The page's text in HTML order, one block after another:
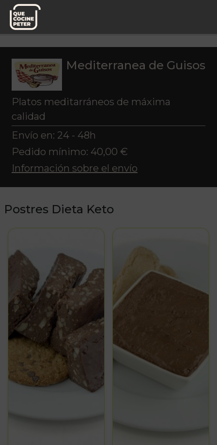
Pedido semanal
Mediterranea de Guisos
Platos meditarráneos de máxima
calidad
Envío en: 24 - 48h
Pedido mínimo: 40,00 €
Información sobre el envío
Postres Dieta Keto